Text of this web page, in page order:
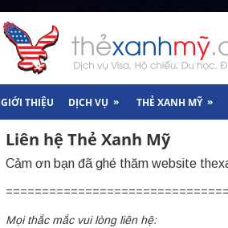
GIỚI THIỆU DỊCH VỤ » THẺ XANH MỸ »
Liên hệ Thẻ Xanh Mỹ
Cảm ơn bạn đã ghé thăm website
Mọi thắc mắc vui lòng liên hệ: